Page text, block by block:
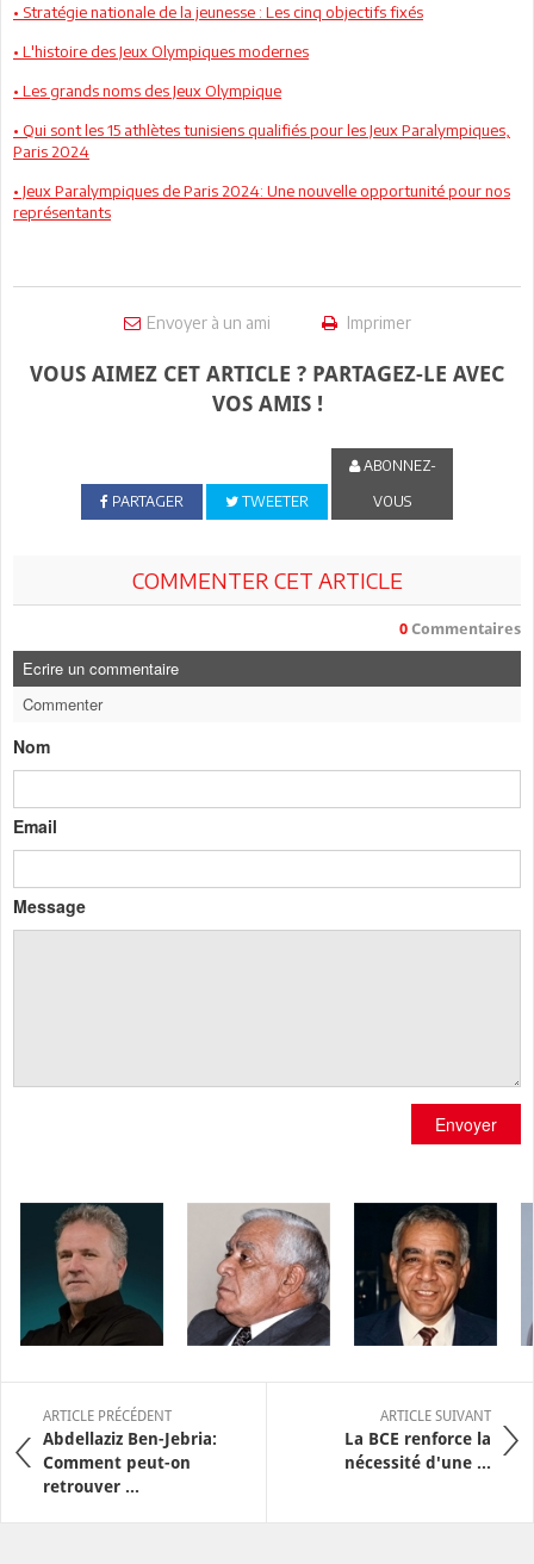
• Stratégie nationale de la jeunesse : Les cinq objectifs fixés
• L'histoire des Jeux Olympiques modernes
• Les grands noms des Jeux Olympique
• Qui sont les 15 athlètes tunisiens qualifiés pour les Jeux Paralympiques,
Paris 2024
• Jeux Paralympiques de Paris 2024: Une nouvelle opportunité pour nos
représentants
Envoyer à un ami Imprimer
VOUS AIMEZ CET ARTICLE ? PARTAGEZ-LE AVEC
VOS AMIS !
PARTAGER TWEETER
ABONNEZ-
VOUS
COMMENTER CET ARTICLE
0 Commentaires
Ecrire un commentaire
Commenter
Nom
Email
Message
Envoyer
ARTICLE PRÉCÉDENT
Abdellaziz Ben-Jebria:
Comment peut-on
retrouver ...
ARTICLE SUIVANT
La BCE renforce la
nécessité d'une ...